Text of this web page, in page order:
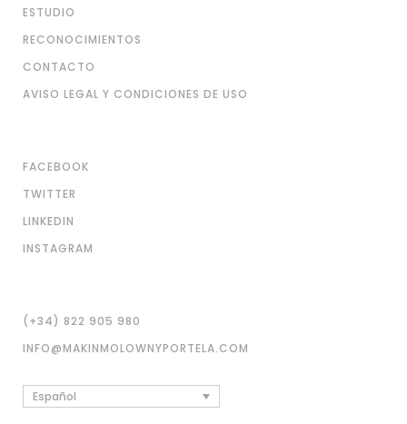
ESTUDIO
RECONOCIMIENTOS
CONTACTO
AVISO LEGAL Y CONDICIONES DE USO
FACEBOOK
TWITTER
LINKEDIN
INSTAGRAM
(+34) 822 905 980
INFO@MAKINMOLOWNYPORTELA.COM
Español